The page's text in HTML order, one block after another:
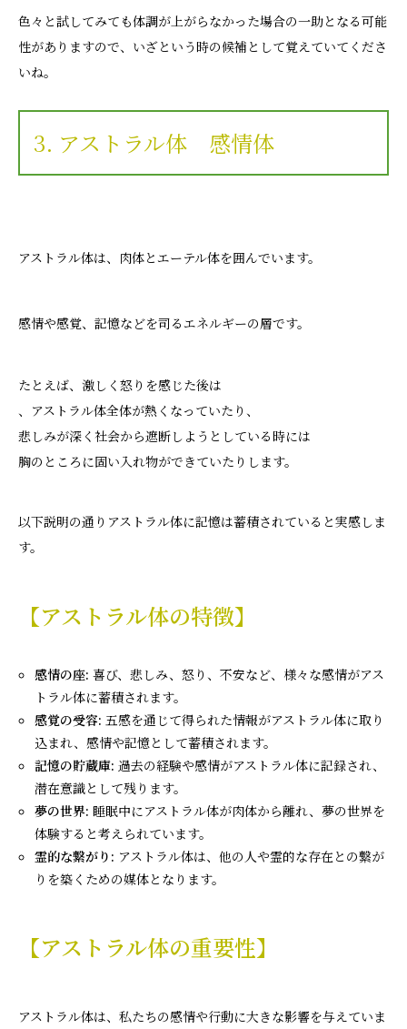
色々と試してみても体調が上がらなかった場合の一助となる可能
性がありますので、いざという時の候補として覚えていてくださ
いね。
3. アストラル体 感情体
アストラル体は、肉体とエーテル体を囲んでいます。
感情や感覚、記憶などを司るエネルギーの層です。
たとえば、激しく怒りを感じた後は
、アストラル体全体が熱くなっていたり、
悲しみが深く社会から遮断しようとしている時には
胸のところに固い入れ物ができていたりします。
以下説明の通りアストラル体に記憶は蓄積されていると実感しま
す。
【アストラル体の特徴】
感情の座: 喜び、悲しみ、怒り、不安など、様々な感情がアス
トラル体に蓄積されます。
感覚の受容: 五感を通じて得られた情報がアストラル体に取り
込まれ、感情や記憶として蓄積されます。
記憶の貯蔵庫: 過去の経験や感情がアストラル体に記録され、
潜在意識として残ります。
夢の世界: 睡眠中にアストラル体が肉体から離れ、夢の世界を
体験すると考えられています。
霊的な繋がり: アストラル体は、他の人や霊的な存在との繋が
りを築くための媒体となります。
【アストラル体の重要性】
アストラル体は、私たちの感情や行動に大きな影響を与えていま